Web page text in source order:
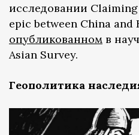
исследовании
epic between China and
опубликованном в
Asian Survey.
Геополитика